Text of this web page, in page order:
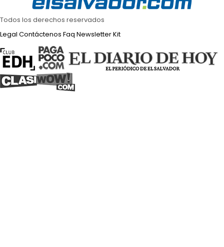
Todos los derechos reservados
Legal Contáctenos Faq NewsletterKit